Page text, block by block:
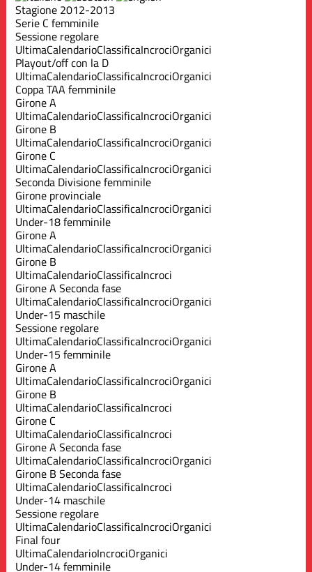
Stagione 2012-2013
Serie C femminile
Sessione regolare
UltimaCalendarioClassificaIncrociOrganici
Playout/off con la D
UltimaCalendarioClassificaIncrociOrganici
Coppa TAA femminile
Girone A
UltimaCalendarioClassificaIncrociOrganici
Girone B
UltimaCalendarioClassificaIncrociOrganici
Girone C
UltimaCalendarioClassificaIncrociOrganici
Seconda Divisione femminile
Girone provinciale
UltimaCalendarioClassificaIncrociOrganici
Under-18 femminile
Girone A
UltimaCalendarioClassificaIncrociOrganici
Girone B
UltimaCalendarioClassificaIncroci
Girone A Seconda fase
UltimaCalendarioClassificaIncrociOrganici
Under-15 maschile
Sessione regolare
UltimaCalendarioClassificaIncrociOrganici
Under-15 femminile
Girone A
UltimaCalendarioClassificaIncrociOrganici
Girone B
UltimaCalendarioClassificaIncroci
Girone C
UltimaCalendarioClassificaIncroci
Girone A Seconda fase
UltimaCalendarioClassificaIncrociOrganici
Girone B Seconda fase
UltimaCalendarioClassificaIncroci
Under-14 maschile
Sessione regolare
UltimaCalendarioClassificaIncrociOrganici
Final four
UltimaCalendarioIncrociOrganici
Under-14 femminile